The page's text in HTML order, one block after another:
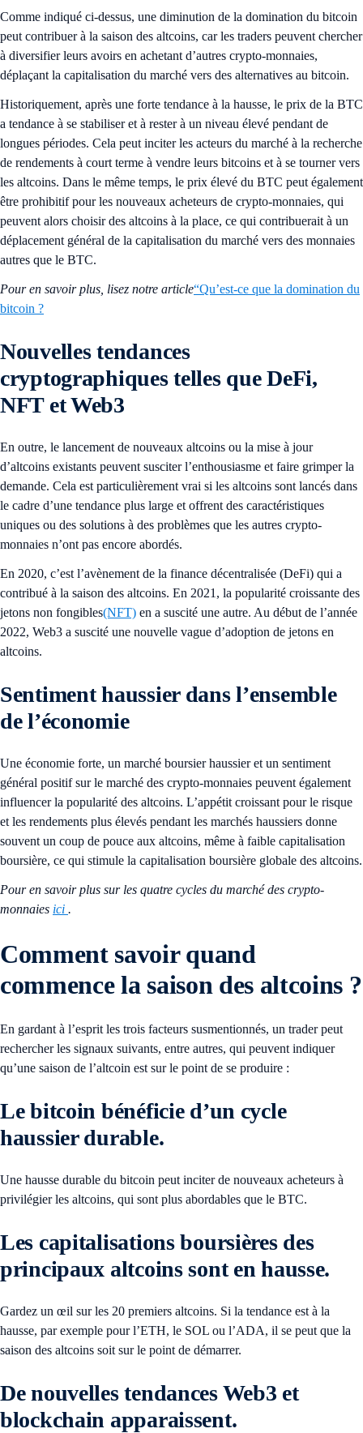
Comme indiqué ci-dessus, une diminution de la domination du bitcoin
peut contribuer à la saison des altcoins, car les traders peuvent chercher
à diversifier leurs avoirs en achetant d’autres crypto-monnaies,
déplaçant la capitalisation du marché vers des alternatives au bitcoin.
Historiquement, après une forte tendance à la hausse, le prix de la BTC
a tendance à se stabiliser et à rester à un niveau élevé pendant de
longues périodes. Cela peut inciter les acteurs du marché à la recherche
de rendements à court terme à vendre leurs bitcoins et à se tourner vers
les altcoins. Dans le même temps, le prix élevé du BTC peut également
être prohibitif pour les nouveaux acheteurs de crypto-monnaies, qui
peuvent alors choisir des altcoins à la place, ce qui contribuerait à un
déplacement général de la capitalisation du marché vers des monnaies
autres que le BTC.
Pour en savoir plus, lisez notre article“Qu’est-ce que la domination du
bitcoin ?
Nouvelles tendances
cryptographiques telles que DeFi,
NFT et Web3
En outre, le lancement de nouveaux altcoins ou la mise à jour
d’altcoins existants peuvent susciter l’enthousiasme et faire grimper la
demande. Cela est particulièrement vrai si les altcoins sont lancés dans
le cadre d’une tendance plus large et offrent des caractéristiques
uniques ou des solutions à des problèmes que les autres crypto-
monnaies n’ont pas encore abordés.
En 2020, c’est l’avènement de la finance décentralisée (DeFi) qui a
contribué à la saison des altcoins. En 2021, la popularité croissante des
jetons non fongibles(NFT) en a suscité une autre. Au début de l’année
2022, Web3 a suscité une nouvelle vague d’adoption de jetons en
altcoins.
Sentiment haussier dans l’ensemble
de l’économie
Une économie forte, un marché boursier haussier et un sentiment
général positif sur le marché des crypto-monnaies peuvent également
influencer la popularité des altcoins. L’appétit croissant pour le risque
et les rendements plus élevés pendant les marchés haussiers donne
souvent un coup de pouce aux altcoins, même à faible capitalisation
boursière, ce qui stimule la capitalisation boursière globale des altcoins.
Pour en savoir plus sur les quatre cycles du marché des crypto-
monnaies ici .
Comment savoir quand
commence la saison des altcoins ?
En gardant à l’esprit les trois facteurs susmentionnés, un trader peut
rechercher les signaux suivants, entre autres, qui peuvent indiquer
qu’une saison de l’altcoin est sur le point de se produire :
Lebitcoin bénéficie d’un cycle
haussier durable.
Une hausse durable du bitcoin peut inciter de nouveaux acheteurs à
privilégier les altcoins, qui sont plus abordables que le BTC.
Les capitalisations boursières des
principaux altcoins sont en hausse.
Gardez un œil sur les 20 premiers altcoins. Si la tendance est à la
hausse, par exemple pour l’ETH, le SOL ou l’ADA, il se peut que la
saison des altcoins soit sur le point de démarrer.
Denouvelles tendances Web3 et
blockchain apparaissent.